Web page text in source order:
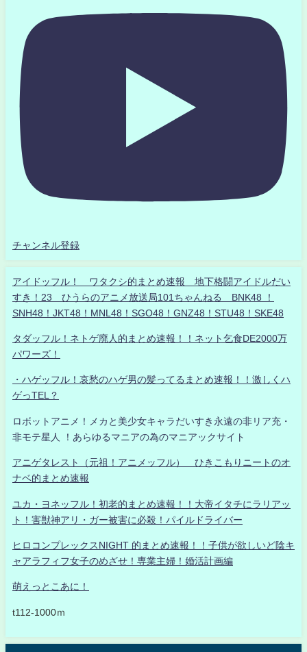
チャンネル登録
アイドッフル！ ワタクシ的まとめ速報 地下格闘アイドルだい
すき！23 ひうらのアニメ放送局101ちゃんねる BNK48 ！
SNH48！JKT48！MNL48！SGO48！GNZ48！STU48！SKE48
タダッフル！ネトゲ廃人的まとめ速報！！ネット乞食DE2000万
パワーズ！
・ハゲッフル！哀愁のハゲ男の髪ってるまとめ速報！！激しくハ
ゲっTEL？
ロボットアニメ！メカと美少女キャラだいすき永遠の非リア充・
非モテ星人 ！あらゆるマニアの為のマニアックサイト
アニゲタレスト（元祖！アニメッフル） ひきこもりニートのオ
ナベ的まとめ速報
ユカ・ヨネッフル！初老的まとめ速報！！大帝イタチにラリアッ
ト！害獣神アリ・ガー被害に必殺！パイルドライバー
ヒロコンプレックスNIGHT 的まとめ速報！！子供が欲しいど陰キ
ャアラフィフ女子のめざせ！専業主婦！婚活計画編
萌えっとこあに！
t112-1000ｍ